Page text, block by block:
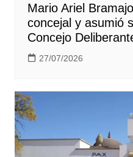
Mario Ariel
concejal y asumió
Concejo
27/07/2026